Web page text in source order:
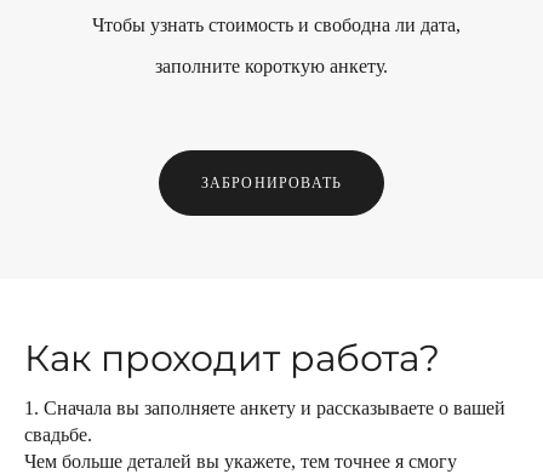
Чтобы узнать стоимость и свободна ли дата,
заполните короткую анкету.
ЗАБРОНИРОВАТЬ
Как проходит работа?
1. Сначала вы заполняете анкету и рассказываете о вашей
свадьбе.
Чем больше деталей вы укажете, тем точнее я смогу